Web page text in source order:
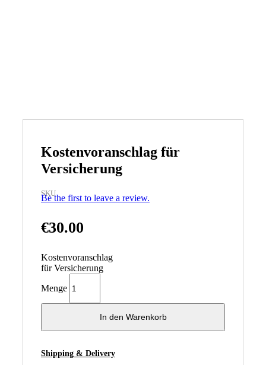
Kostenvoranschlag für
Versicherung
SKU
Be the first to leave a review.
€30.00
Kostenvoranschlag
für Versicherung
Menge
In den Warenkorb
Shipping & Delivery